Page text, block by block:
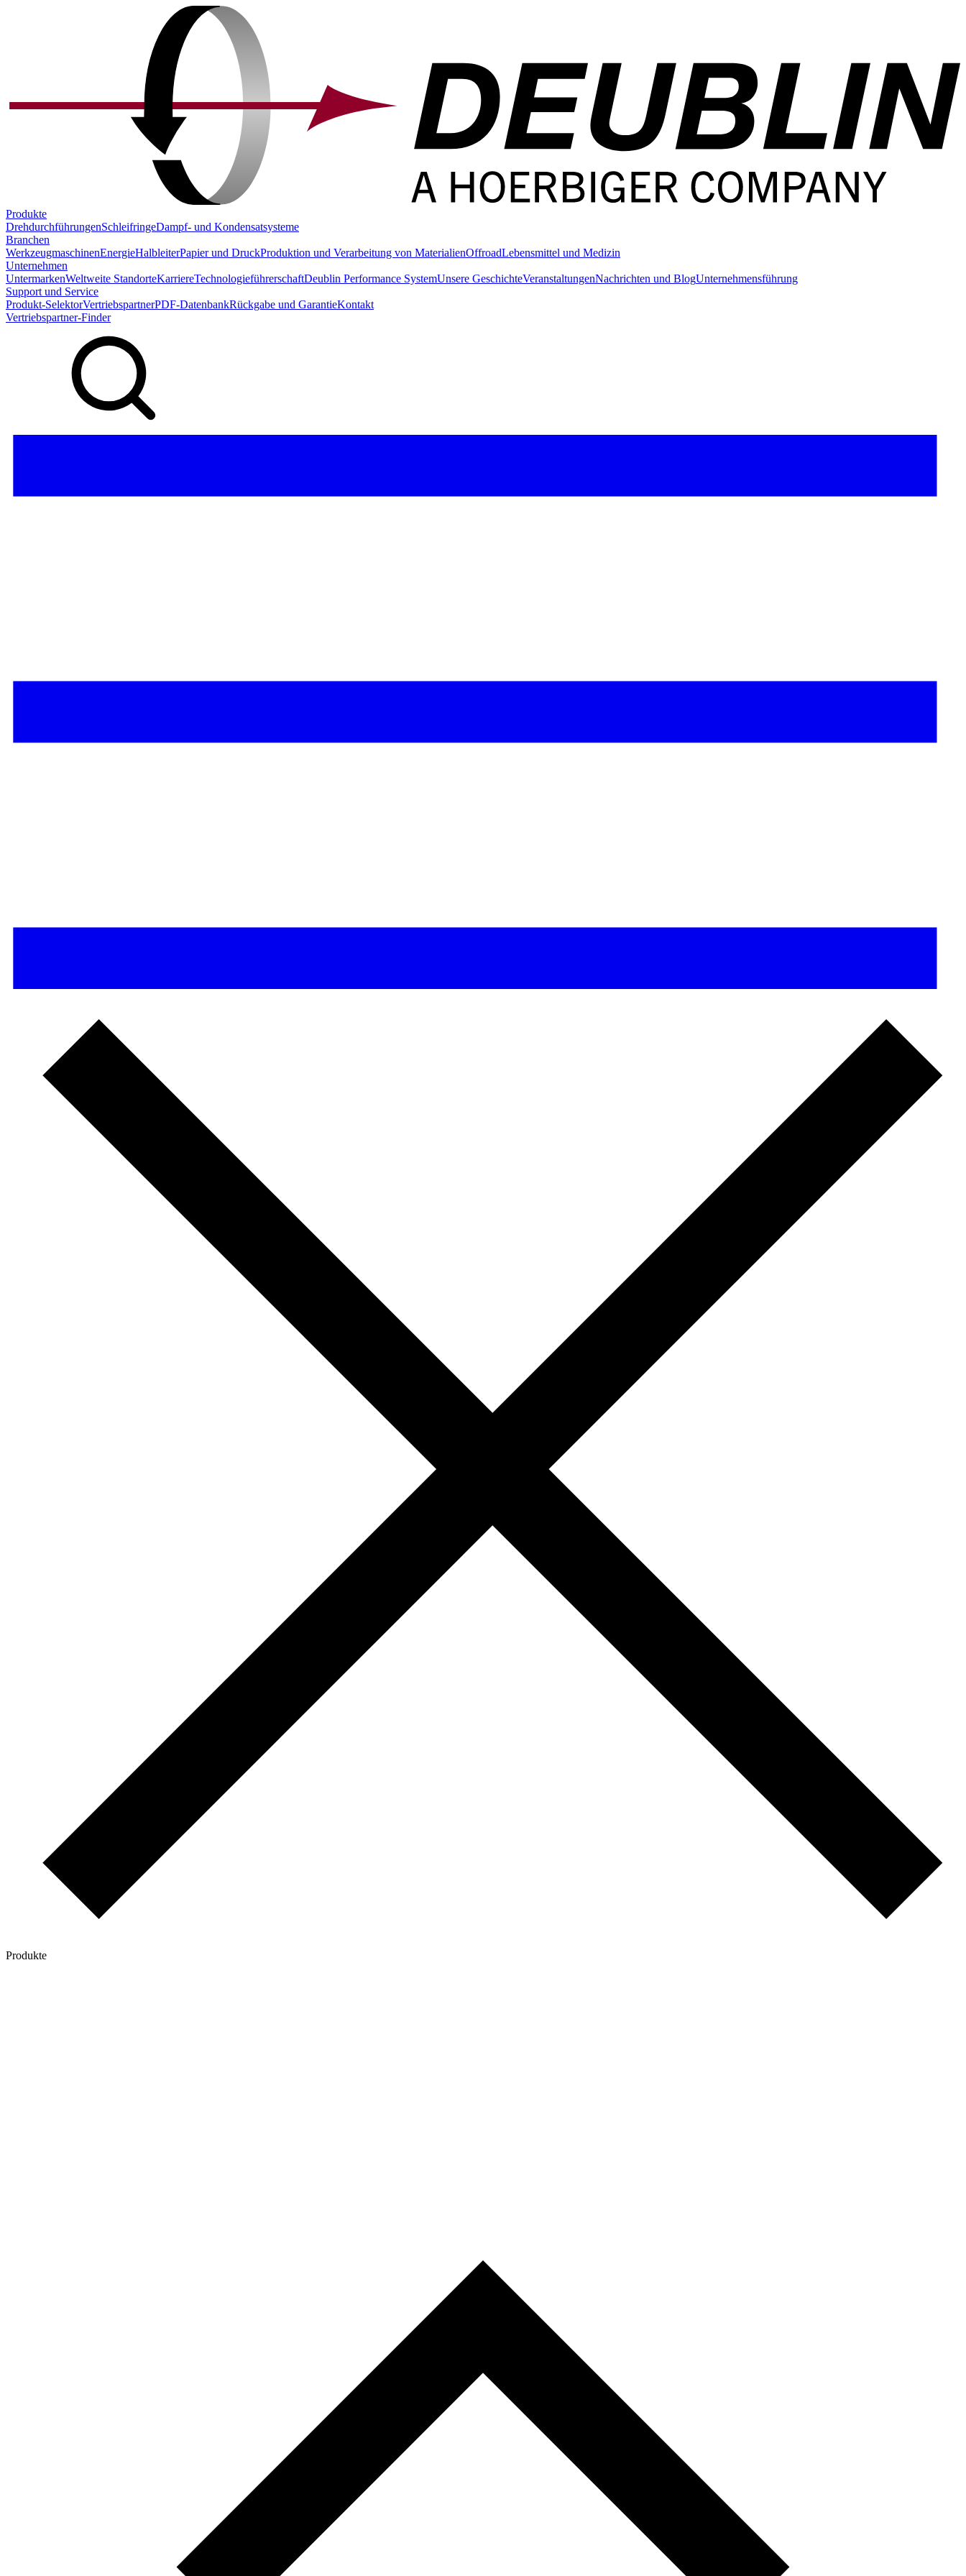
Produkte
DrehdurchführungenSchleifringeDampf- und Kondensatsysteme
Branchen
WerkzeugmaschinenEnergieHalbleiterPapier und DruckProduktion und Verarbeitung von MaterialienOffroadLebensmittel und Medizin
Unternehmen
UntermarkenWeltweite StandorteKarriereTechnologieführerschaftDeublin Performance SystemUnsere GeschichteVeranstaltungenNachrichten und BlogUnternehmensführung
Support und Service
Produkt-SelektorVertriebspartnerPDF-DatenbankRückgabe und GarantieKontakt
Vertriebspartner-Finder
Produkte